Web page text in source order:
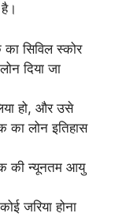
सिविल स्कोर
दिया जा
हो, और उसे
का लोन इतिहास
की न्यूनतम आयु
जरिया होना